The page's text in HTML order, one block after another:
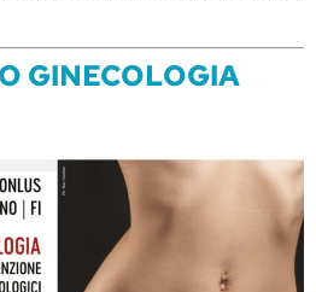
GINECOLOGIA